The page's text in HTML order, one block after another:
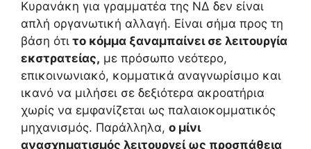
Κυρανάκη για γραμματέα της ΝΔ δεν είναι
απλή οργανωτική αλλαγή. Είναι σήμα προς τη
βάση ότι το κόμμα ξαναμπαίνει σε λειτουργία
εκστρατείας, με πρόσωπο νεότερο,
επικοινωνιακό, κομματικά αναγνωρίσιμο και
ικανό να μιλήσει σε δεξιότερα ακροατήρια
χωρίς να εμφανίζεται ως παλαιοκομματικός
μηχανισμός. Παράλληλα, ο μίνι
ανασχηματισμός λειτουργεί ως προσπάθεια